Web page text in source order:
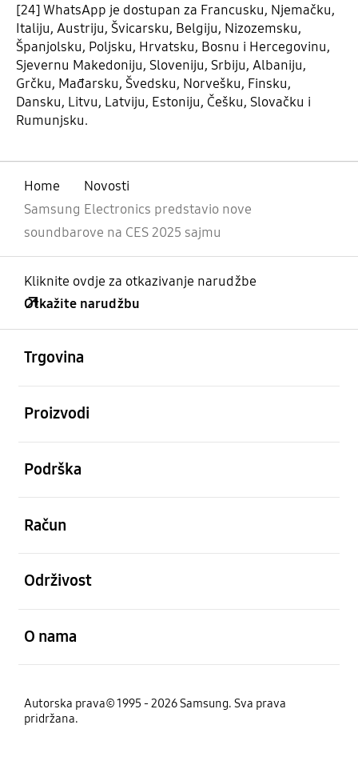
[24] WhatsApp je dostupan za Francusku, Njemačku,
Italiju, Austriju, Švicarsku, Belgiju, Nizozemsku,
Španjolsku, Poljsku, Hrvatsku, Bosnu i Hercegovinu,
Sjevernu Makedoniju, Sloveniju, Srbiju, Albaniju,
Grčku, Mađarsku, Švedsku, Norvešku, Finsku,
Dansku, Litvu, Latviju, Estoniju, Češku, Slovačku i
Rumunjsku.
Home
Novosti
Samsung Electronics predstavio nove
soundbarove na CES 2025 sajmu
Kliknite ovdje za otkazivanje narudžbe
Otkažite narudžbu
Trgovina
Proizvodi
Podrška
Račun
Održivost
O nama
Autorska prava© 1995 - 2026 Samsung. Sva prava
pridržana.